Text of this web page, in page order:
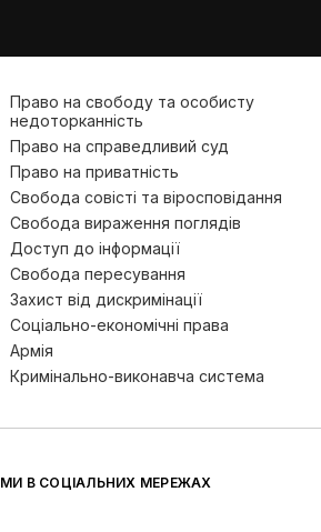
Право на свободу та особисту
недоторканність
Право на справедливий суд
Право на приватність
Свобода совісті та віросповідання
Свобода вираження поглядів
Доступ до інформації
Свобода пересування
Захист від дискримінації
Соціально-економічні права
Армія
Кримінально-виконавча система
МИ В СОЦІАЛЬНИХ МЕРЕЖАХ